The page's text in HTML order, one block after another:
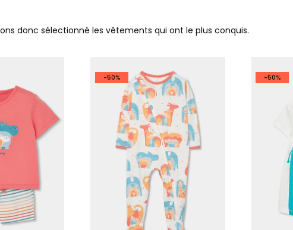
donc sélectionné les vêtements qui ont le plus conquis.
-50% -50%